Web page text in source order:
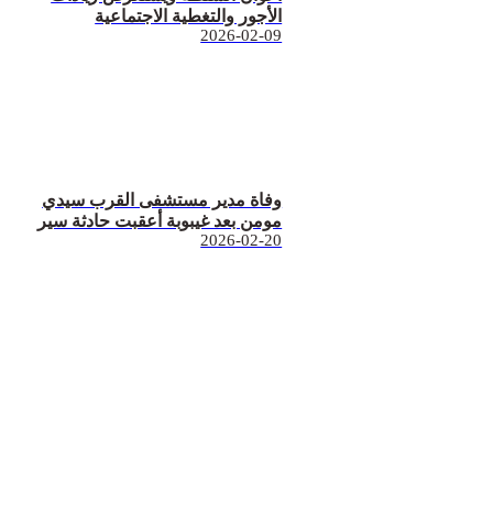
الأجور والتغطية الاجتماعية
2026-02-09
وفاة مدير مستشفى القرب سيدي
مومن بعد غيبوبة أعقبت حادثة سير
2026-02-20